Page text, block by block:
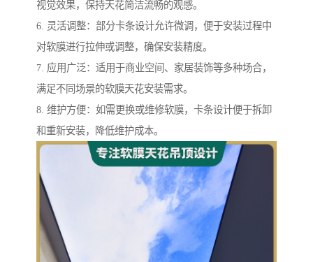
视觉效果，保持天花简洁流畅的观感。
6. 灵活调整：部分卡条设计允许微调，便于安装过程中
对软膜进行拉伸或调整，确保安装精度。
7. 应用广泛：适用于商业空间、家居装饰等多种场合，
满足不同场景的软膜天花安装需求。
8. 维护方便：如需更换或维修软膜，卡条设计便于拆卸
和重新安装，降低维护成本。